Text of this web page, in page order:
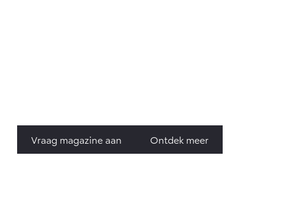
Vraag magazine aan Ontdek meer